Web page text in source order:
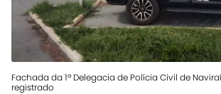
Fachada da 1ª Delegacia de Polícia Civil de
registrado